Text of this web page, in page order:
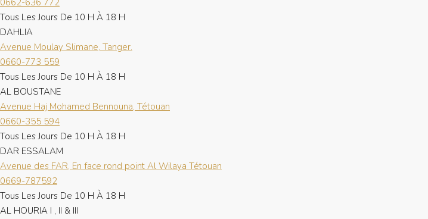
0662-636 772
Tous Les Jours De 10 H À 18 H
DAHLIA
Avenue Moulay Slimane, Tanger.
0660-773 559
Tous Les Jours De 10 H À 18 H
AL BOUSTANE
Avenue Haj Mohamed Bennouna, Tétouan
0660-355 594
Tous Les Jours De 10 H À 18 H
DAR ESSALAM
Avenue des FAR, En face rond point Al Wilaya Tétouan
0669-787592
Tous Les Jours De 10 H À 18 H
AL HOURIA I , II & III